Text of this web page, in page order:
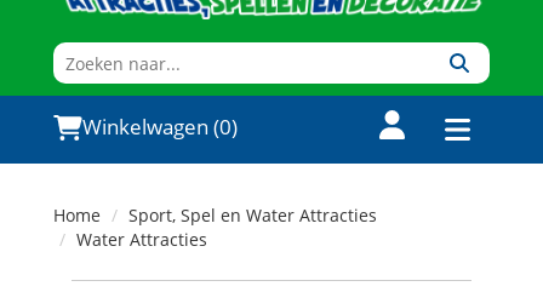
Winkelwagen (0)
Home
Sport, Spel en Water Attracties
Water Attracties